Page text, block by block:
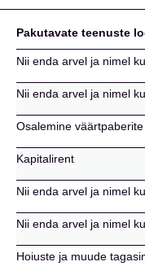
Pakutavate teenuste
Nii enda arvel ja nimel
Nii enda arvel ja nimel
Osalemine
Kapitalirent
Nii enda arvel ja nimel
Nii enda arvel ja nimel
Hoiuste ja muude